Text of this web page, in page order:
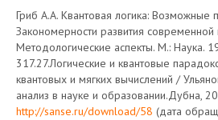
Гриб А.А. Квантовая логика: Возможные
Закономерности развития современной
Методологические аспекты. М.: Наука.
317.27.Логические и квантовые
квантовых и мягких вычислений /
анализ в науке и образовании.Дубна,
http://sanse.ru/download/58 (дата